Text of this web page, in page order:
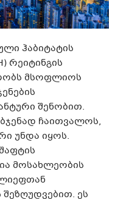
ჰაბიტატის
რეიტინგის
მსოფლიოს
შენობით.
ჩაითვალოს,
უნდა იყოს.
მოსახლეობის
ეს